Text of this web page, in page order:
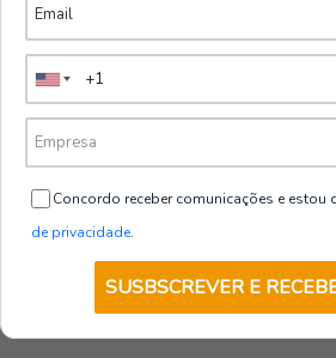
Concordo receber comunicações e estou
de privacidade.
SUSBSCREVER E